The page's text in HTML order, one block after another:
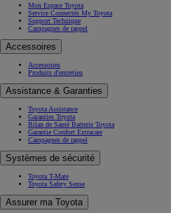
Mon Espace Toyota
Service Connectés My Toyota
Support Technique
Campagnes de rappel
Accessoires
Accessoires
Produits d'entretien
Assistance & Garanties
Toyota Assistance
Garanties Toyota
Bilan de Santé Batterie Toyota
Garantie Confort Extracare
Campagnes de rappel
Systèmes de sécurité
Toyota T-Mate
Toyota Safety Sense
Assurer ma Toyota